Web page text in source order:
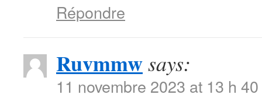
Répondre
Ruvmmwsays:
11 novembre 2023 at 13 h